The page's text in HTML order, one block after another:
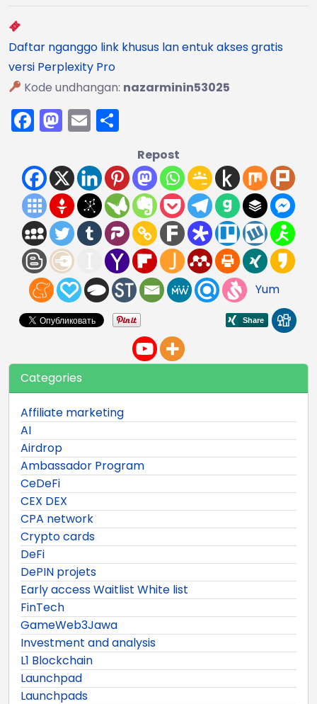
Daftar nganggo link khusus lan entuk akses gratis
versi Perplexity Pro
Kode undhangan: nazarminin53025
Facebook
Mastodon
Email
Repost
Yum
Categories
Affiliate marketing
AI
Airdrop
Ambassador Program
CeDeFi
CEX DEX
CPA network
Crypto cards
DeFi
DePIN projets
Early access Waitlist White list
FinTech
GameWeb3Jawa
Investment and analysis
L1 Blockchain
Launchpad
Launchpads